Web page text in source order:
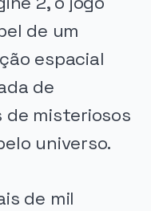
de um
espacial
de
de misteriosos
universo.
de mil